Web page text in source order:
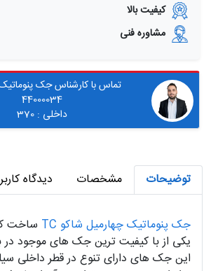
کیفیت بالا
مشاوره فنی
تماس با کارشناس جک
44000034
داخلی : 370
توضیحات مشخصات دیدگاه
جک پنوماتیک چهارمیل شاکو TC
ساخت
یکی از با کیفیت ترین جک های موجود در
این جک های دارای تنوع در قطر داخلی